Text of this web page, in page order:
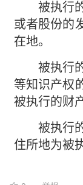
被执行的
或者股份的
在地。
被执行的
等知识产权
被执行的财
被执行的
住所地为被